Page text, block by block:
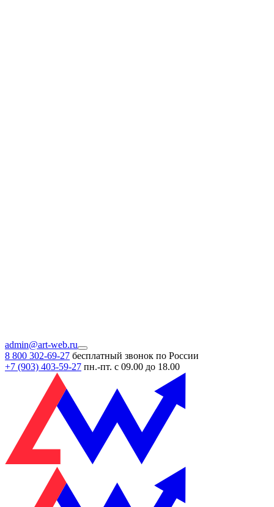
admin@art-web.ru
8 800 302-69-27 бесплатный звонок по России
+7 (903) 403-59-27 пн.-пт. с 09.00 до 18.00